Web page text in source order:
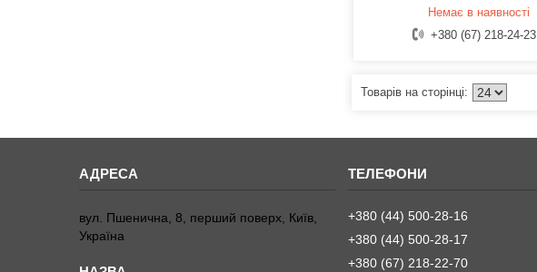
Немає в наявності
+380 (67) 218-24-23
вул. Пшенична, 8, перший поверх, Київ,
Україна
+380 (44) 500-28-16
+380 (44) 500-28-17
+380 (67) 218-22-70